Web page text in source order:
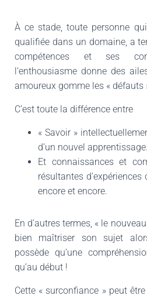
À ce stade, toute personne
qualifiée dans un domaine, a
compétences et ses
l’enthousiasme donne des
amoureux gomme les « défauts
C’est toute la différence entre
« Savoir »
d’un nouvel apprentissage.
Et connaissances et
résultantes
encore et encore.
En d’autres termes, « le
bien maîtriser son sujet
possède qu’une
qu’au début !
Cette « surconfiance » peut